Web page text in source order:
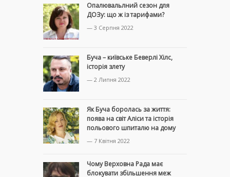
Опалювальлний сезон для
ДОЗу: що ж із тарифами?
— 3 Серпня 2022
Буча – київське Беверлі Хілс,
історія злету
— 2 Липня 2022
Як Буча боролась за життя:
поява на світ Аліси та історія
польового шпиталю на дому
— 7 Квітня 2022
Чому Верховна Рада має
блокувати збільшення меж